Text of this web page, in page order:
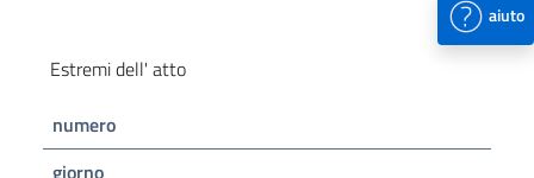
aiuto
Estremi dell' atto
numero
giorno